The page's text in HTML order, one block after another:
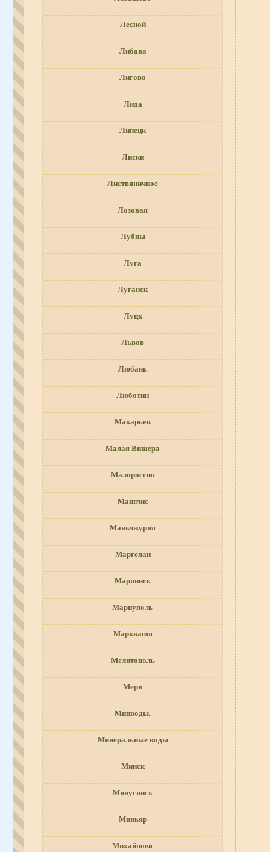
Лесной
Либава
Лигово
Лида
Липецк
Лиски
Листвяничное
Лозовая
Лубны
Луга
Луганск
Луцк
Львов
Любань
Люботин
Макарьев
Малая Вишера
Малороссия
Манглис
Маньчжурия
Маргелан
Мариинск
Мариуполь
Маркваши
Мелитополь
Мерв
Минводы.
Минеральные воды
Минск
Минусинск
Миньяр
Михайлово